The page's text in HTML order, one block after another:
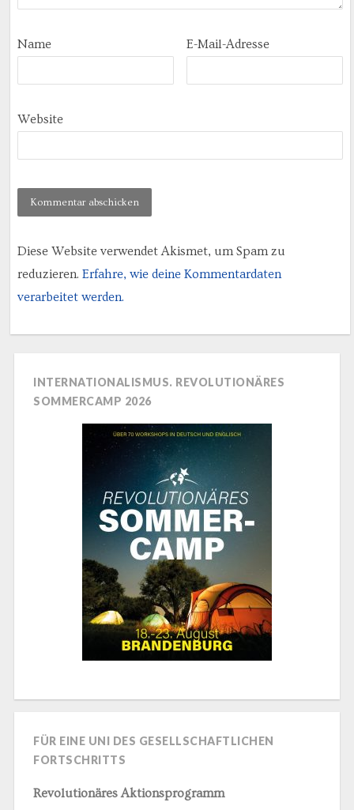
Name E-Mail-Adresse
Website
Diese Website verwendet Akismet, um Spam zu
reduzieren. Erfahre, wie deine Kommentardaten
verarbeitet werden.
INTERNATIONALISMUS. REVOLUTIONÄRES
SOMMERCAMP 2026
FÜR EINE UNI DES GESELLSCHAFTLICHEN
FORTSCHRITTS
Revolutionäres Aktionsprogramm